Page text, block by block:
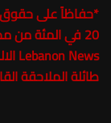
*حفاظاً على حقوق
طائلة الملاحقة